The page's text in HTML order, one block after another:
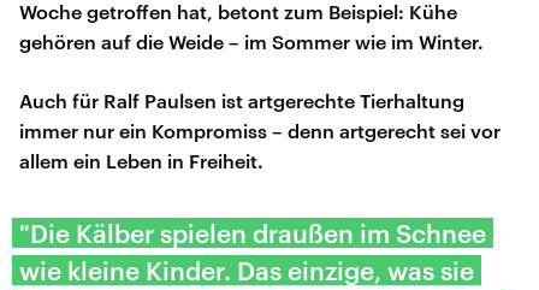
Woche getroffen hat, betont zum Beispiel: Kühe
gehören auf die Weide – im Sommer wie im Winter.
Auch für Ralf Paulsen ist artgerechte Tierhaltung
immer nur ein Kompromiss – denn artgerecht sei vor
allem ein Leben in Freiheit.
"Die Kälber spielen draußen im Schnee
wie kleine Kinder. Das einzige, was sie